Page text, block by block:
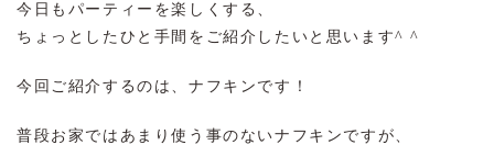
今日もパーティーを楽しくする、
ちょっとしたひと手間をご紹介したいと思います^ ^
今回ご紹介するのは、ナフキンです！
普段お家ではあまり使う事のないナフキンですが、